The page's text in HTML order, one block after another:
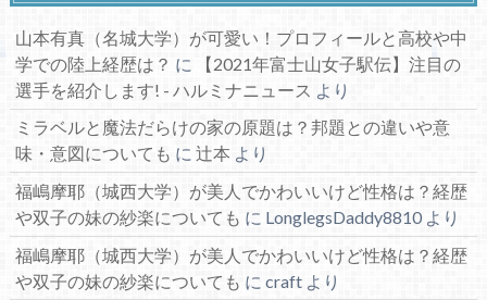
山本有真（名城大学）が可愛い！プロフィールと高校や中
学での陸上経歴は？ に
【2021年富士山女子駅伝】注目の
選手を紹介します! - ハルミナニュース より
ミラベルと魔法だらけの家の原題は？邦題との違いや意
味・意図についても に 辻本 より
福嶋摩耶（城西大学）が美人でかわいいけど性格は？経歴
や双子の妹の紗楽についても に LonglegsDaddy8810より
福嶋摩耶（城西大学）が美人でかわいいけど性格は？経歴
や双子の妹の紗楽についても に craftより